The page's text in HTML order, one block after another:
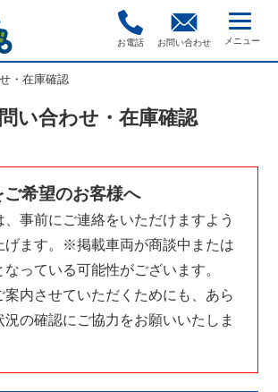
お電話 お問い合わせ
・在庫確認
い合わせ・在庫確認
希望のお客様へ
、事前にご連絡をいただけますよう
げます。※掲載車両が商談中または
なっている可能性がございます。
案内させていただくためにも、あら
況の確認にご協力をお願いいたしま